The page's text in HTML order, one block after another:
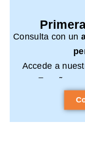
Consulta con un
Accede a
España y